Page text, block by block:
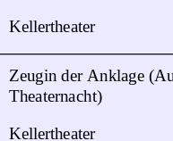
Kellertheater
Kellertheater
Zeugin der Anklage
Theaternacht)